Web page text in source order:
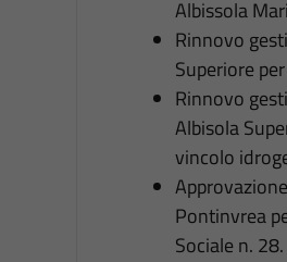
Albissola
Rinnovo
Superiore
Rinnovo
Albisola
vincolo
Pontinvrea
Sociale n. 28.